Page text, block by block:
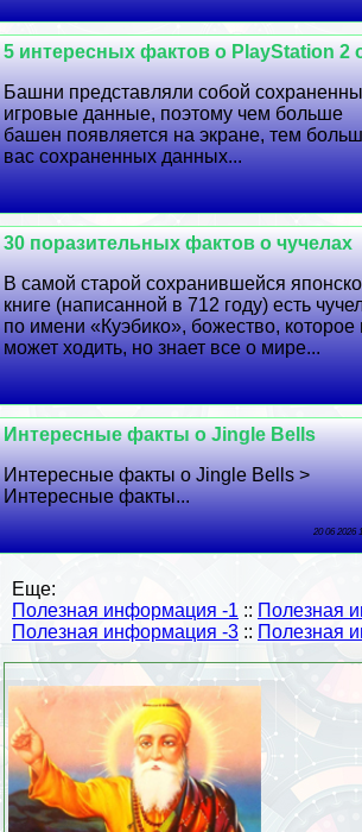
5 интересных фактов о PlayStation 2
Башни представляли собой
игровые данные, поэтому чем больше
башен появляется на экране, тем
вас сохраненных данных...
30 поразительных фактов о чучелах
В самой старой сохранившейся
книге (написанной в 712 году) есть
по имени «Куэбико», божество, которое
может ходить, но знает все о мире...
Интересные факты о Jingle Bells
Интересные факты о Jingle Bells >
Интересные факты...
20 06 2026
Еще:
Полезная информация -1 :: Полезная
Полезная информация -3 :: Полезная